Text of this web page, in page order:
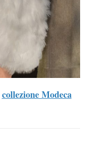
collezione Modeca